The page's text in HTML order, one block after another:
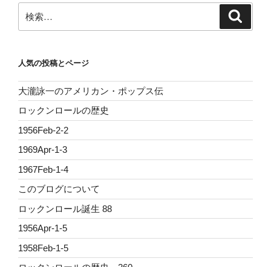
索:
人気の投稿とページ
大瀧詠一のアメリカン・ポップス伝
ロックンロールの歴史
1956Feb-2-2
1969Apr-1-3
1967Feb-1-4
このブログについて
ロックンロール誕生 88
1956Apr-1-5
1958Feb-1-5